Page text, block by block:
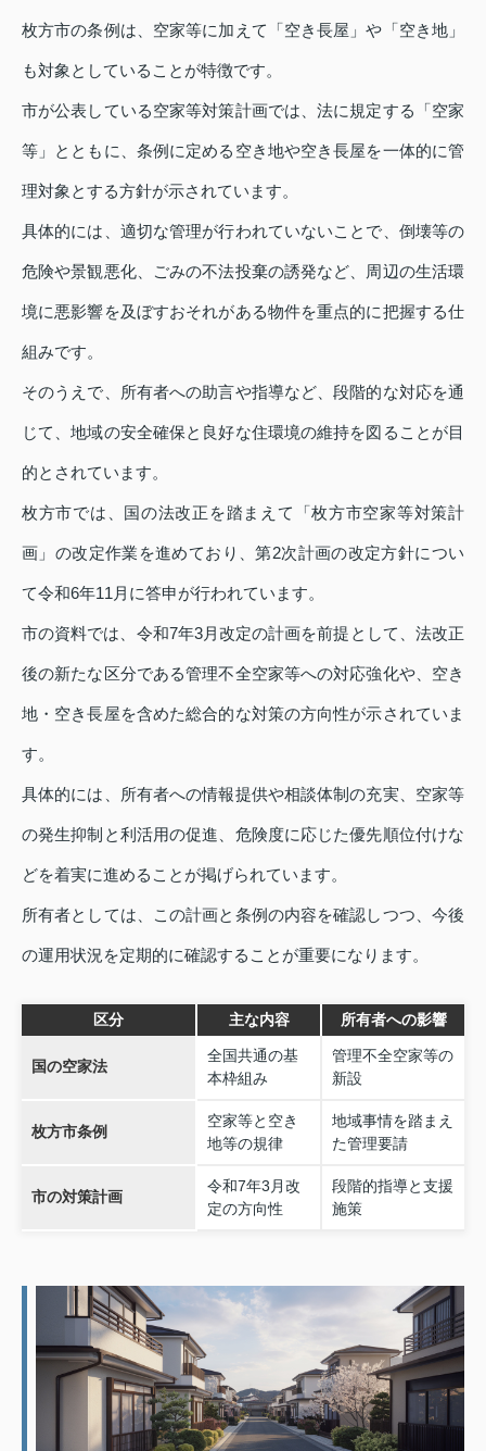
枚方市の条例は、空家等に加えて「空き長屋」や「空き地」
も対象としていることが特徴です。
市が公表している空家等対策計画では、法に規定する「空家
等」とともに、条例に定める空き地や空き長屋を一体的に管
理対象とする方針が示されています。
具体的には、適切な管理が行われていないことで、倒壊等の
危険や景観悪化、ごみの不法投棄の誘発など、周辺の生活環
境に悪影響を及ぼすおそれがある物件を重点的に把握する仕
組みです。
そのうえで、所有者への助言や指導など、段階的な対応を通
じて、地域の安全確保と良好な住環境の維持を図ることが目
的とされています。
枚方市では、国の法改正を踏まえて「枚方市空家等対策計
画」の改定作業を進めており、第2次計画の改定方針につい
て令和6年11月に答申が行われています。
市の資料では、令和7年3月改定の計画を前提として、法改正
後の新たな区分である管理不全空家等への対応強化や、空き
地・空き長屋を含めた総合的な対策の方向性が示されていま
す。
具体的には、所有者への情報提供や相談体制の充実、空家等
の発生抑制と利活用の促進、危険度に応じた優先順位付けな
どを着実に進めることが掲げられています。
所有者としては、この計画と条例の内容を確認しつつ、今後
の運用状況を定期的に確認することが重要になります。
区分 主な内容 所有者への影響
国の空家法
全国共通の基
本枠組み
管理不全空家等の
新設
枚方市条例
空家等と空き
地等の規律
地域事情を踏まえ
た管理要請
市の対策計画
令和7年3月改
定の方向性
段階的指導と支援
施策